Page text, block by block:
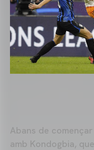
Abans de
amb Kondogbia,